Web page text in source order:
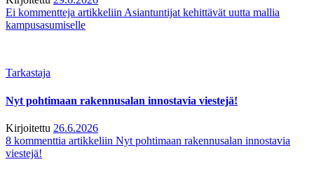
Ei kommentteja artikkeliin Asiantuntijat kehittävät uutta mallia
kampusasumiselle
Tarkastaja
Nyt pohtimaan rakennusalan innostavia viestejä!
Kirjoitettu 26.6.2026
8 kommenttia artikkeliin Nyt pohtimaan rakennusalan innostavia
viestejä!